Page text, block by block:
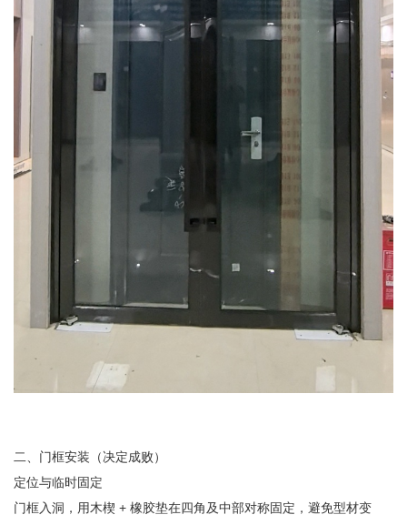
二、门框安装（决定成败）
定位与临时固定
门框入洞，用木楔 + 橡胶垫在四角及中部对称固定，避免型材变